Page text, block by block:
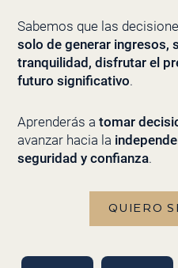
Sabemos que las
solo de generar ingresos,
tranquilidad, disfrutar el
futuro significativo.
Aprenderás a tomar
avanzar hacia la
seguridad y confianza.
QUIERO